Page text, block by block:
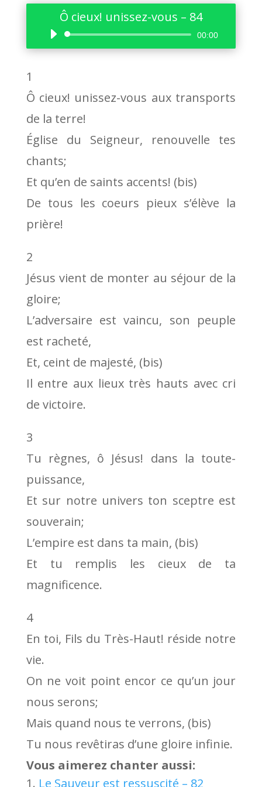
Ô cieux! unissez-vous – 84
Lecteur
audio
00:00
1
Ô cieux! unissez-vous aux transports
de la terre!
Église du Seigneur, renouvelle tes
chants;
Et qu’en de saints accents! (bis)
De tous les coeurs pieux s’élève la
prière!
2
Jésus vient de monter au séjour de la
gloire;
L’adversaire est vaincu, son peuple
est racheté,
Et, ceint de majesté, (bis)
Il entre aux lieux très hauts avec cri
de victoire.
3
Tu règnes, ô Jésus! dans la toute-
puissance,
Et sur notre univers ton sceptre est
souverain;
L’empire est dans ta main, (bis)
Et tu remplis les cieux de ta
magnificence.
4
En toi, Fils du Très-Haut! réside notre
vie.
On ne voit point encor ce qu’un jour
nous serons;
Mais quand nous te verrons, (bis)
Tu nous revêtiras d’une gloire infinie.
Vous aimerez chanter aussi:
Le Sauveur est ressuscité – 82